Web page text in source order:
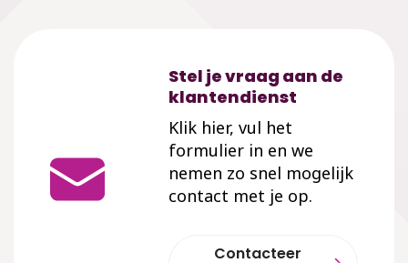
Stel je vraag aan de
klantendienst
Klik hier, vul het
formulier in en we
nemen zo snel mogelijk
contact met je op.
Contacteer